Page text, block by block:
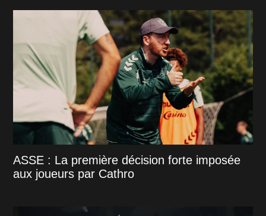
ASSE : La première décision forte imposée
aux joueurs par Cathro